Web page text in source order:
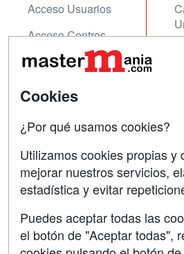
Acceso Usuarios
Acceso Centros
Contactar
Copyleft
Grupo formazion:
Cookies
¿Por qué usamos cookies?
Utilizamos cookies propias y
mejorar nuestros servicios,
estadística y evitar
Puedes aceptar todas las
el botón de "Aceptar todas",